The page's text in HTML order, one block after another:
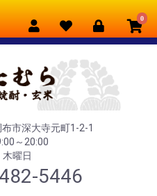
0
市深大寺元町1-2-1
～20:00
木曜日
5446